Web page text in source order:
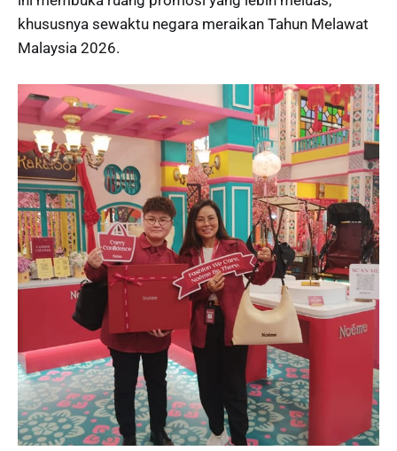
khususnya sewaktu negara meraikan Tahun Melawat
Malaysia 2026.